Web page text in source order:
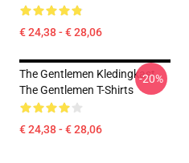
€ 24,38 - € 28,06
The Gentlemen Kledingkast
The Gentlemen T-Shirts
€ 24,38 - € 28,06
-20%